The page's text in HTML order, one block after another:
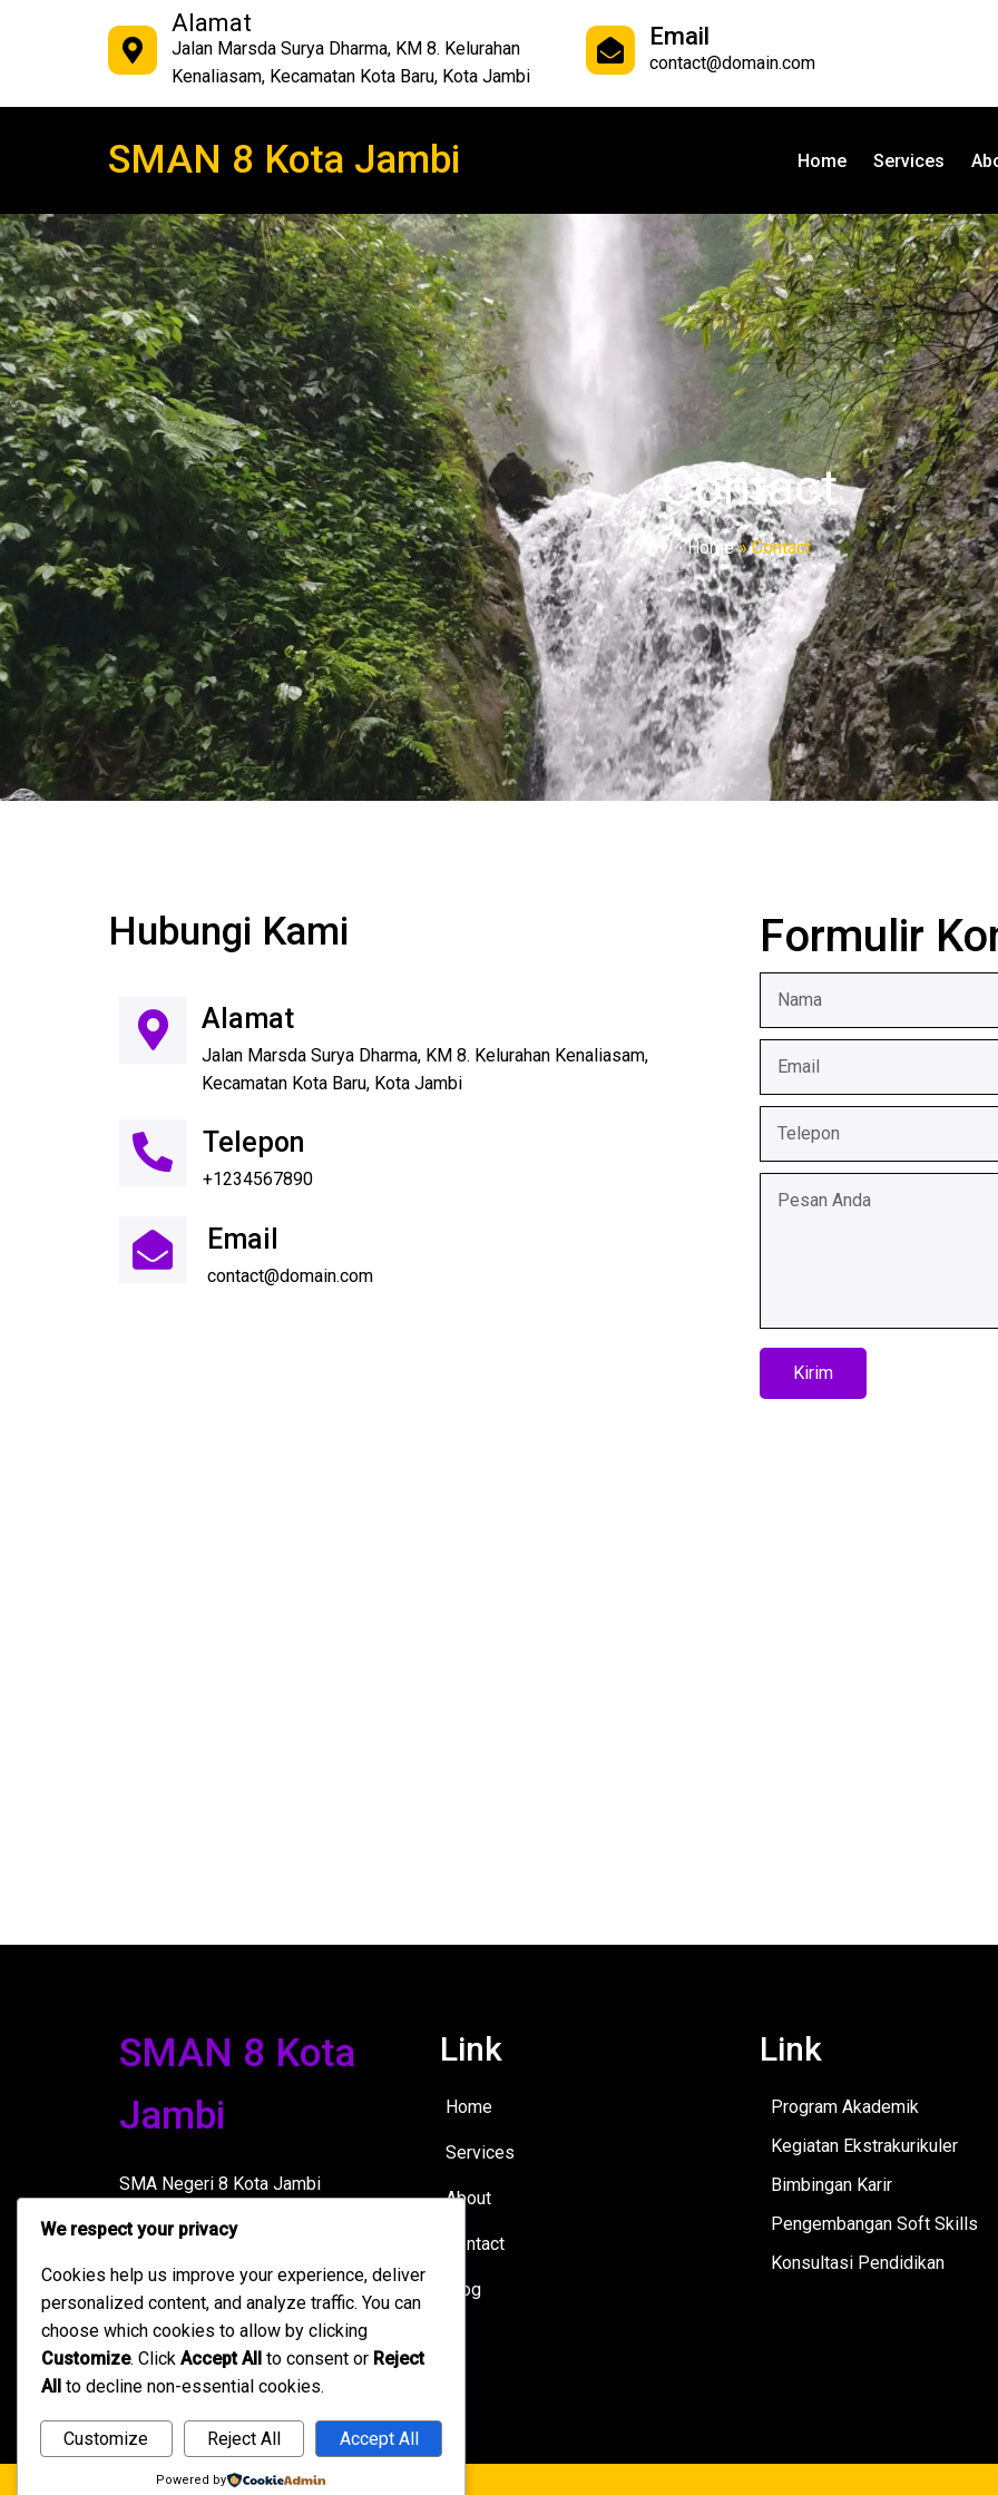
Alamat
Jalan Marsda Surya Dharma, KM 8. Kelurahan
Kenaliasam, Kecamatan Kota Baru, Kota Jambi
Email
contact@domain.com
SMAN 8 Kota Jambi Home Services
Contact
Home»Contact
Hubungi Kami
Alamat
Jalan Marsda Surya Dharma, KM 8. Kelurahan Kenaliasam,
Kecamatan Kota Baru, Kota Jambi
Telepon
+1234567890
Email
contact@domain.com
Formulir
Kirim
SMAN 8 Kota
Jambi
SMA Negeri 8 Kota Jambi
berkualitas dan pengembangan
karakter siswa dalam suasana yang
positif.
Link
Home
Services
About
Contact
Blog
Link
Program Akademik
Kegiatan Ekstrakurikuler
Bimbingan Karir
Pengembangan Soft Skills
Konsultasi Pendidikan
We respect your privacy
Cookies help us improve your experience, deliver
personalized content, and analyze traffic. You can
choose which cookies to allow by clicking
Customize. Click Accept All to consent or Reject
All to decline non-essential cookies.
Customize Reject All Accept All
Powered by